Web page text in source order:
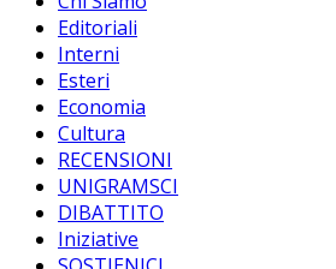
Editoriali
Interni
Esteri
Economia
Cultura
RECENSIONI
UNIGRAMSCI
DIBATTITO
Iniziative